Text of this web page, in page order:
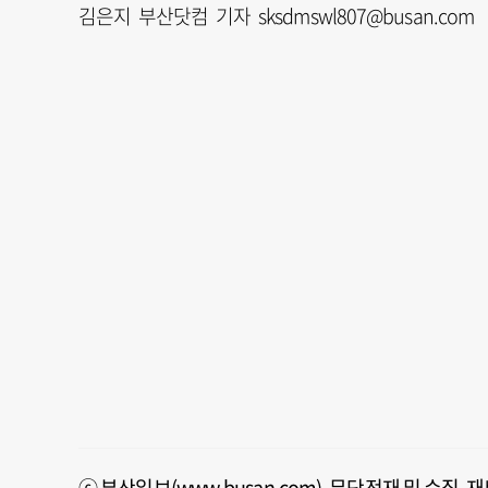
김은지 부산닷컴 기자 sksdmswl807@busan.com